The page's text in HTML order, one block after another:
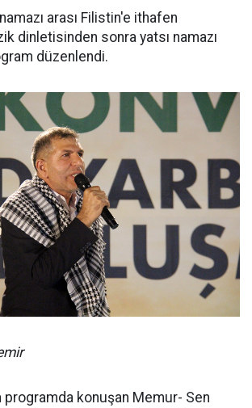
arası Filistin'e ithafen
dinletisinden sonra yatsı namazı
düzenlendi.
konuşan Memur- Sen